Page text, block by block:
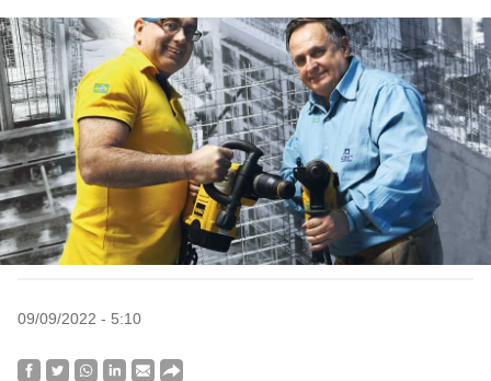
09/09/2022 - 5:10